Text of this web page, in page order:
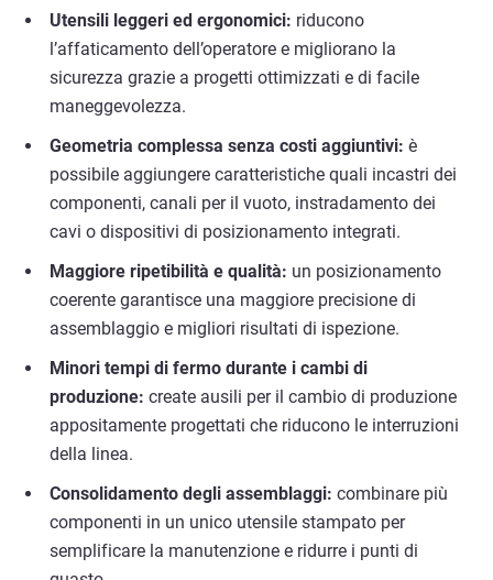
Utensili leggeri ed ergonomici: riducono
l’affaticamento dell’operatore e migliorano la
sicurezza grazie a progetti ottimizzati e di facile
maneggevolezza.
Geometria complessa senza costi aggiuntivi: è
possibile aggiungere caratteristiche quali incastri dei
componenti, canali per il vuoto, instradamento dei
cavi o dispositivi di posizionamento integrati.
Maggiore ripetibilità e qualità: un posizionamento
coerente garantisce una maggiore precisione di
assemblaggio e migliori risultati di ispezione.
Minori tempi di fermo durante i cambi di
produzione: create ausili per il cambio di produzione
appositamente progettati che riducono le interruzioni
della linea.
Consolidamento degli assemblaggi: combinare più
componenti in un unico utensile stampato per
semplificare la manutenzione e ridurre i punti di